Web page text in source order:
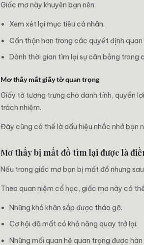
Giấc mơ này khuyên bạn nên:
Xem xét lại mục tiêu cá nhân.
Cẩn thận hơn trong các quyết định quan
Dành thời gian tìm lại sự cân bằng trong
Mơ thấy mất giấy tờ quan trọng
Giấy tờ tượng trưng cho danh tính, quyền
trách nhiệm.
Đây cũng có thể là dấu hiệu nhắc nhở bạn
Mơ thấy bị mất đồ tìm lại được là
Nếu trong giấc mơ bạn bị mất đồ nhưng
Theo quan niệm cổ học, giấc mơ này có
Những khó khăn sắp được tháo gỡ.
Cơ hội đã mất có khả năng quay trở lại.
Những mối quan hệ quan trọng được hàn